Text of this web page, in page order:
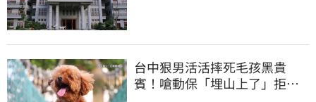
台中狠男活活摔死毛孩黑貴
賓！嗆動保「埋山上了」拒交